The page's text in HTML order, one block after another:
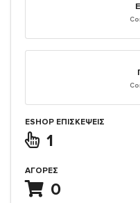
ESHOP ΕΠΙΣΚΈΨΕΙΣ
1
ΑΓΟΡΈΣ
0